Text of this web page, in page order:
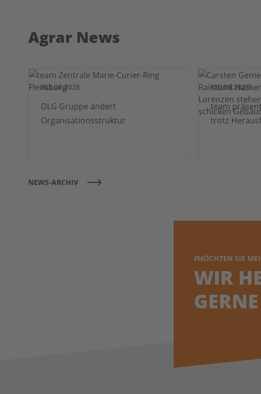
Agrar News
03.06.2025
DLG Gruppe ändert
Organisationsstruktur
20.05.2025
team präsentiert gutes
trotz
NEWS-ARCHIV
MÖCHTEN SIE
WIR